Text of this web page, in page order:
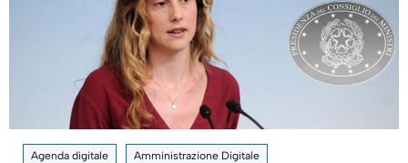
Agenda digitale Amministrazione Digitale